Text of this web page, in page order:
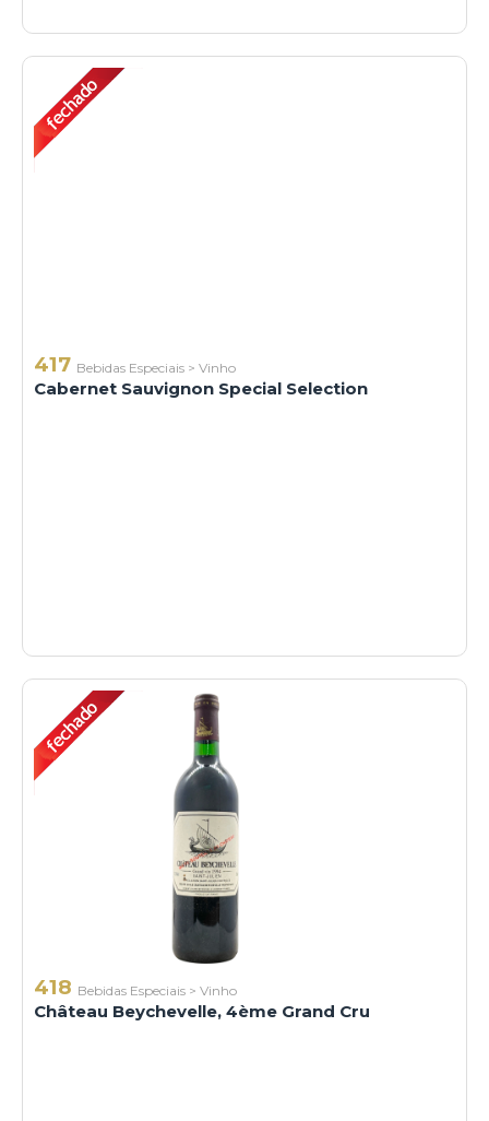
417 Bebidas Especiais > Vinho
Cabernet Sauvignon Special Selection
418 Bebidas Especiais > Vinho
Château Beychevelle, 4ème Grand Cru